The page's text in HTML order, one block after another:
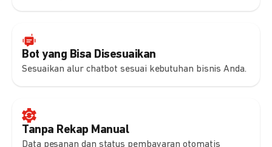
Bot yang Bisa Disesuaikan
Sesuaikan alur chatbot sesuai kebutuhan bisnis Anda.
Tanpa Rekap Manual
Data pesanan dan status pembayaran otomatis